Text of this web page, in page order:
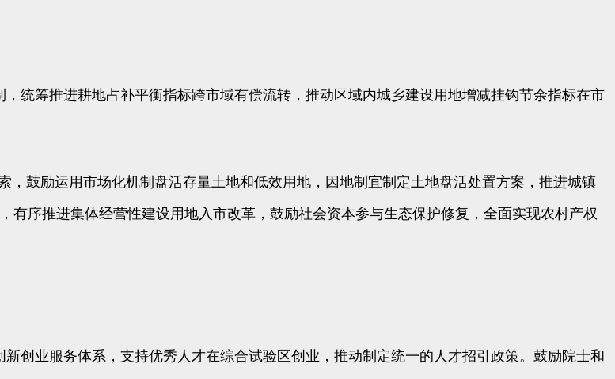
统筹推进耕地占补平衡指标跨市域有偿流转，推动区域内城乡建设用地增减挂钩节余指标在市
鼓励运用市场化机制盘活存量土地和低效用地，因地制宜制定土地盘活处置方案，推进城镇
序推进集体经营性建设用地入市改革，鼓励社会资本参与生态保护修复，全面实现农村产权
创业服务体系，支持优秀人才在综合试验区创业，推动制定统一的人才招引政策。鼓励院士和